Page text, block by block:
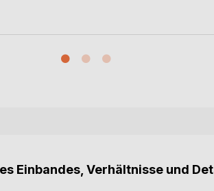
Einbandes, Verhältnisse und